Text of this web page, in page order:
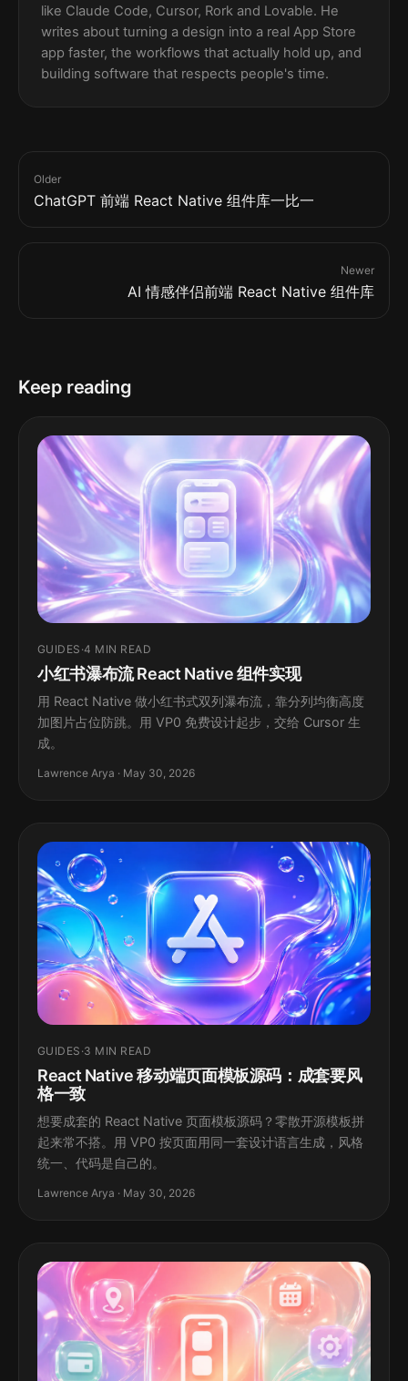
like Claude Code, Cursor, Rork and Lovable. He
writes about turning a design into a real App Store
app faster, the workflows that actually hold up, and
building software that respects people's time.
Older
ChatGPT 前端 React Native 组件库一比一
Newer
AI 情感伴侣前端 React Native 组件库
Keep reading
GUIDES ·4 MIN READ
小红书瀑布流 React Native 组件实现
用 React Native 做小红书式双列瀑布流，靠分列均衡高度
加图片占位防跳。用 VP0 免费设计起步，交给 Cursor 生
成。
Lawrence Arya · May 30, 2026
GUIDES ·3 MIN READ
React Native 移动端页面模板源码：成套要风
格一致
想要成套的 React Native 页面模板源码？零散开源模板拼
起来常不搭。用 VP0 按页面用同一套设计语言生成，风格
统一、代码是自己的。
Lawrence Arya · May 30, 2026